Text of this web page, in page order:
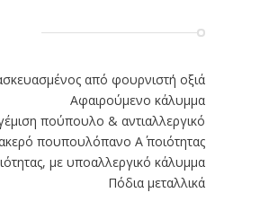
από φουρνιστή οξιά
Αφαιρούμενο κάλυμμα
πούπουλο & αντιαλλεργικό
πουπουλόπανο Α΄ ποιότητας
με υποαλλεργικό κάλυμμα
Πόδια μεταλλικά